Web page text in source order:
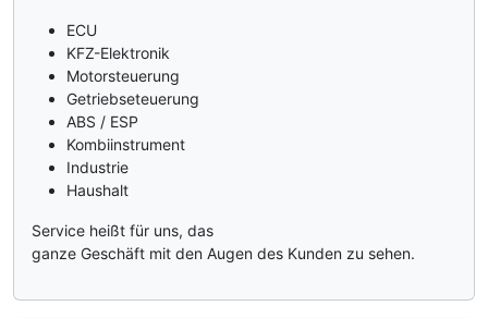
ECU
KFZ-Elektronik
Motorsteuerung
Getriebseteuerung
ABS / ESP
Kombiinstrument
Industrie
Haushalt
Service heißt für uns, das
ganze Geschäft mit den Augen des Kunden zu sehen.